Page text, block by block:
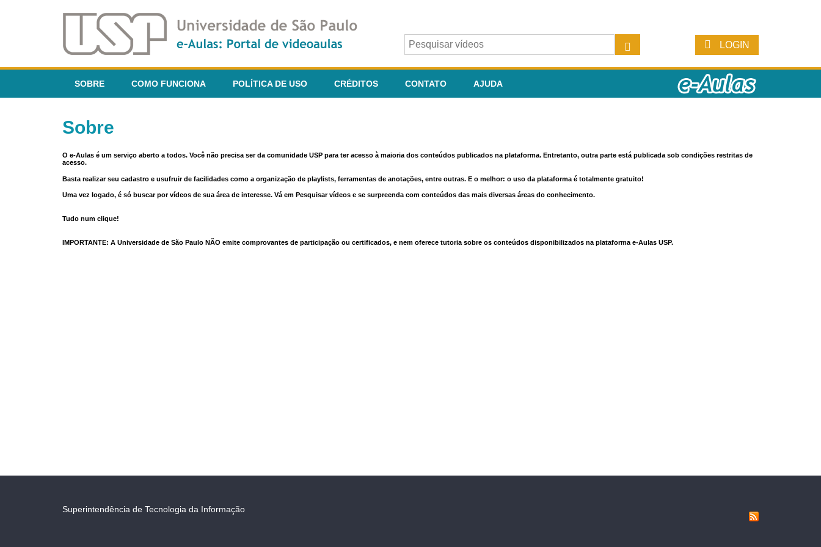
LOGIN
SOBRE COMO FUNCIONA POLÍTICA DE USO CRÉDITOS CONTATO AJUDA
Sobre
O e-Aulas é um serviço aberto a todos. Você não precisa ser da comunidade USP para ter acesso à maioria dos conteúdos publicados na plataforma. Entretanto, outra parte está publicada sob condições restritas de
acesso.
Basta realizar seu cadastro e usufruir de facilidades como a organização de playlists, ferramentas de anotações, entre outras. E o melhor: o uso da plataforma é totalmente gratuito!
Uma vez logado, é só buscar por vídeos de sua área de interesse. Vá em Pesquisar vídeos e se surpreenda com conteúdos das mais diversas áreas do conhecimento.
Tudo num clique!
IMPORTANTE: A Universidade de São Paulo NÃO emite comprovantes de participação ou certificados, e nem oferece tutoria sobre os conteúdos disponibilizados na plataforma e-Aulas USP.
Superintendência de Tecnologia da Informação